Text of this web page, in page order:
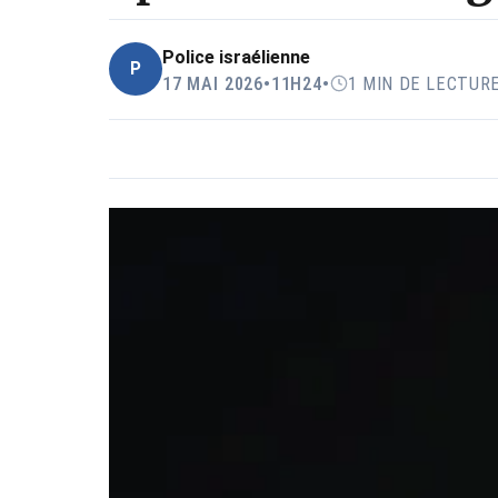
P
Police israélienne
17 MAI 2026•11H24• 1 MIN DE